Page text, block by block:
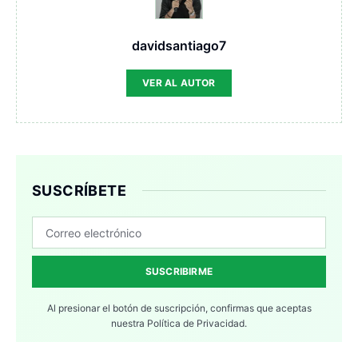
davidsantiago7
VER AL AUTOR
SUSCRÍBETE
SUSCRIBIRME
Al presionar el botón de suscripción, confirmas que aceptas
nuestra Política de Privacidad.